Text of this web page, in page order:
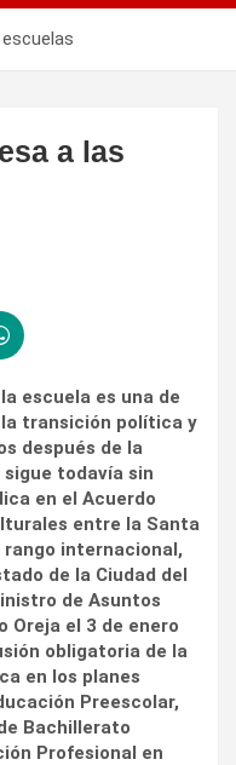
a las
escuela es una de
transición política y
después de la
todavía sin
en el Acuerdo
entre la Santa
rango internacional,
de la Ciudad del
de Asuntos
Oreja el 3 de enero
obligatoria de la
en los planes
Preescolar,
Bachillerato
Profesional en